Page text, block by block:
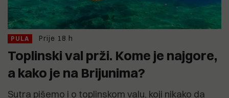
PULA Prije 18 h
Toplinski val prži. Kome je najgore,
a kako je na Brijunima?
Sutra pišemo i o toplinskom valu, koji nikako da